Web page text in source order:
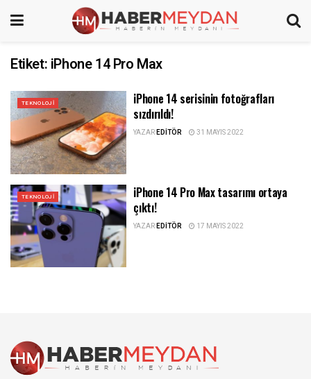
Etiket: iPhone 14 Pro Max
TEKNOLOJI
iPhone 14 serisinin fotoğrafları
sızdırıldı!
YAZAREDITÖR 31 MAYIS 2022
TEKNOLOJI
iPhone 14 Pro Max tasarımı ortaya
çıktı!
YAZAREDITÖR 17 MAYIS 2022